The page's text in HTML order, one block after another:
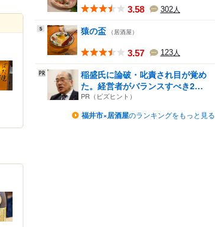
3.58 302人
5 猿の盃 （居酒屋）
3.57 123人
稲盛氏に論破・叱責され目が覚め
た。経営者がバランスすべき2
つ...
PR（ビズヒント）
福井市×居酒屋のランキングをもっと見る